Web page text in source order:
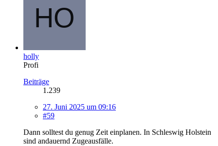
holly
Profi
Beiträge
1.239
27. Juni 2025 um 09:16
#59
Dann solltest du genug Zeit einplanen. In Schleswig Holstein
sind andauernd Zugeausfälle.